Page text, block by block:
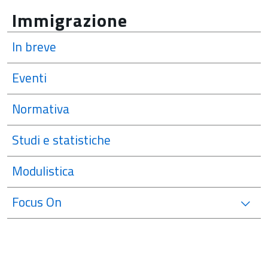
Immigrazione
In breve
Eventi
Normativa
Studi e statistiche
Modulistica
Focus On